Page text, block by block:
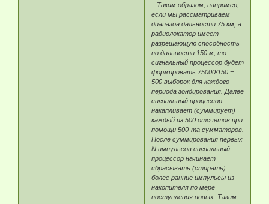
...Таким образом, например,
если мы рассматриваем
диапазон дальности 75 км, а
радиолокатор имеет
разрешающую способность
по дальности 150 м, то
сигнальный процессор будет
формировать 75000/150 =
500 выборок для каждого
периода зондирования. Далее
сигнальный процессор
накапливает (суммирует)
каждый из 500 отсчетов при
помощи 500-та сумматоров.
После суммирования первых
N импульсов сигнальный
процессор начинает
сбрасывать (стирать)
более ранние импульсы из
накопителя по мере
поступления новых. Таким